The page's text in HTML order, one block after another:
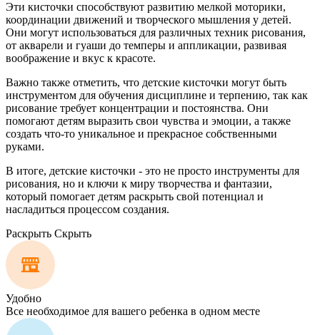
Эти кисточки способствуют развитию мелкой моторики,
координации движений и творческого мышления у детей.
Они могут использоваться для различных техник рисования,
от акварели и гуаши до темперы и аппликации, развивая
воображение и вкус к красоте.
Важно также отметить, что детские кисточки могут быть
инструментом для обучения дисциплине и терпению, так как
рисование требует концентрации и постоянства. Они
помогают детям выразить свои чувства и эмоции, а также
создать что-то уникальное и прекрасное собственными
руками.
В итоге, детские кисточки - это не просто инструменты для
рисования, но и ключи к миру творчества и фантазии,
который помогает детям раскрыть свой потенциал и
насладиться процессом создания.
Раскрыть Скрыть
Удобно
Все необходимое для вашего ребенка в одном месте